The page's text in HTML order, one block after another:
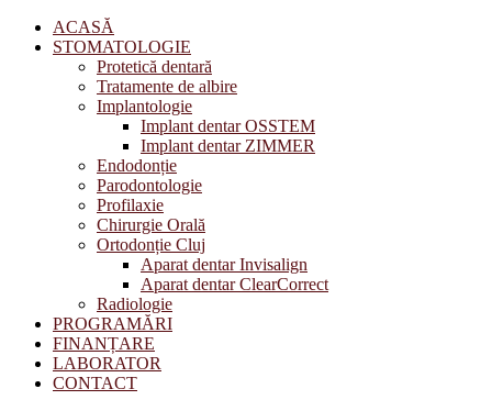
ACASĂ
STOMATOLOGIE
Protetică dentară
Tratamente de albire
Implantologie
Implant dentar OSSTEM
Implant dentar ZIMMER
Endodonție
Parodontologie
Profilaxie
Chirurgie Orală
Ortodonție Cluj
Aparat dentar Invisalign
Aparat dentar ClearCorrect
Radiologie
PROGRAMĂRI
FINANȚARE
LABORATOR
CONTACT